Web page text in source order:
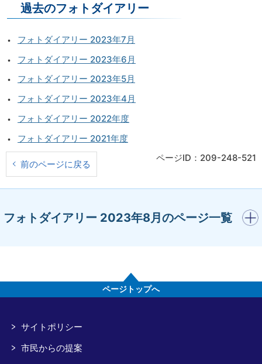
過去のフォトダイアリー
フォトダイアリー 2023年7月
フォトダイアリー 2023年6月
フォトダイアリー 2023年5月
フォトダイアリー 2023年4月
フォトダイアリー 2022年度
フォトダイアリー 2021年度
前のページに戻る
ページID：209-248-521
フォトダイアリー 2023年8月のページ一覧
開く
ページトップへ
サイトポリシー
市民からの提案